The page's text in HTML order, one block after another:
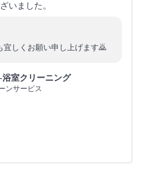
いました。
宜しくお願い申し上げます🙇
浴室クリーニング
ンサービス